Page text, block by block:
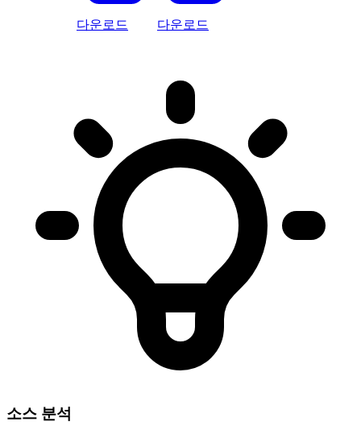
다운로드 다운로드
소스 분석